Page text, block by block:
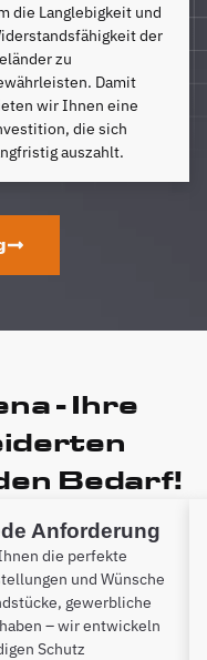
die Langlebigkeit und
der
zu
Damit
wir Ihnen eine
die sich
auszahlt.
- Ihre
Bedarf!
Anforderung
die perfekte
und Wünsche
gewerbliche
– wir entwickeln
Schutz